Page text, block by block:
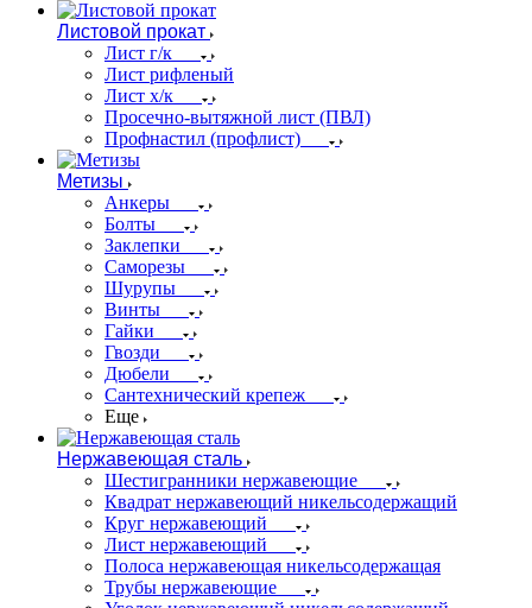
Листовой прокат
Лист г/к
Лист рифленый
Лист х/к
Просечно-вытяжной лист (ПВЛ)
Профнастил (профлист)
Метизы
Анкеры
Болты
Заклепки
Саморезы
Шурупы
Винты
Гайки
Гвозди
Дюбели
Сантехнический крепеж
Еще
Нержавеющая сталь
Шестигранники нержавеющие
Квадрат нержавеющий никельсодержащий
Круг нержавеющий
Лист нержавеющий
Полоса нержавеющая никельсодержащая
Трубы нержавеющие